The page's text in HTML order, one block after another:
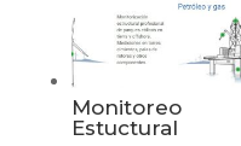
Monitoreo
Estuctural